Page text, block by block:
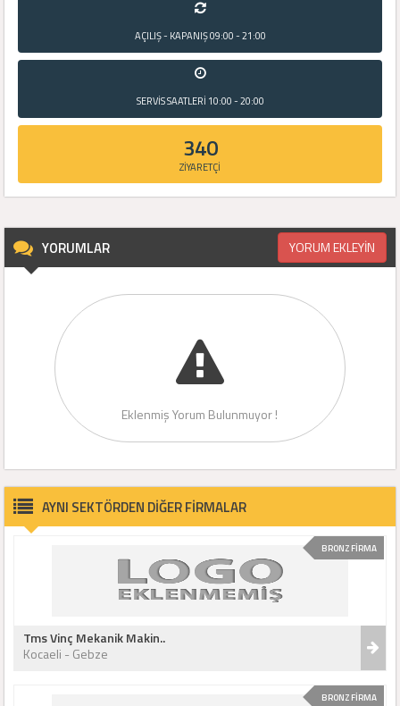
AÇILIŞ - KAPANIŞ09:00 - 21:00
SERVİS SAATLERİ 10:00 - 20:00
340
ZİYARETÇİ
YORUMLAR YORUM EKLEYİN
Eklenmiş Yorum Bulunmuyor !
AYNI SEKTÖRDEN DİĞER FİRMALAR
BRONZ FİRMA
Tms Vinç Mekanik Makin..
Kocaeli - Gebze
BRONZ FİRMA